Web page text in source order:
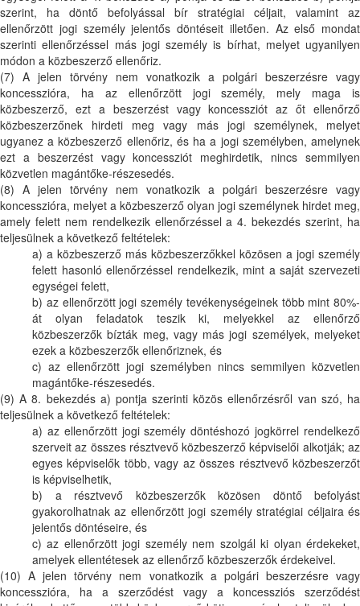
szerint, ha döntő befolyással bír stratégiai céljait, valamint az
ellenőrzött jogi személy jelentős döntéseit illetően. Az első mondat
szerinti ellenőrzéssel más jogi személy is bírhat, melyet ugyanilyen
módon a közbeszerző ellenőriz.
(7) A jelen törvény nem vonatkozik a polgári beszerzésre vagy
koncesszióra, ha az ellenőrzött jogi személy, mely maga is
közbeszerző, ezt a beszerzést vagy koncessziót az őt ellenőrző
közbeszerzőnek hirdeti meg vagy más jogi személynek, melyet
ugyanez a közbeszerző ellenőriz, és ha a jogi személyben, amelynek
ezt a beszerzést vagy koncessziót meghirdetik, nincs semmilyen
közvetlen magántőke-részesedés.
(8) A jelen törvény nem vonatkozik a polgári beszerzésre vagy
koncesszióra, melyet a közbeszerző olyan jogi személynek hirdet meg,
amely felett nem rendelkezik ellenőrzéssel a 4. bekezdés szerint, ha
teljesülnek a következő feltételek:
a) a közbeszerző más közbeszerzőkkel közösen a jogi személy
felett hasonló ellenőrzéssel rendelkezik, mint a saját szervezeti
egységei felett,
b) az ellenőrzött jogi személy tevékenységeinek több mint 80%-
át olyan feladatok teszik ki, melyekkel az ellenőrző
közbeszerzők bízták meg, vagy más jogi személyek, melyeket
ezek a közbeszerzők ellenőriznek, és
c) az ellenőrzött jogi személyben nincs semmilyen közvetlen
magántőke-részesedés.
(9) A 8. bekezdés a) pontja szerinti közös ellenőrzésről van szó, ha
teljesülnek a következő feltételek:
a) az ellenőrzött jogi személy döntéshozó jogkörrel rendelkező
szerveit az összes résztvevő közbeszerző képviselői alkotják; az
egyes képviselők több, vagy az összes résztvevő közbeszerzőt
is képviselhetik,
b) a résztvevő közbeszerzők közösen döntő befolyást
gyakorolhatnak az ellenőrzött jogi személy stratégiai céljaira és
jelentős döntéseire, és
c) az ellenőrzött jogi személy nem szolgál ki olyan érdekeket,
amelyek ellentétesek az ellenőrző közbeszerzők érdekeivel.
(10) A jelen törvény nem vonatkozik a polgári beszerzésre vagy
koncesszióra, ha a szerződést vagy a koncessziós szerződést